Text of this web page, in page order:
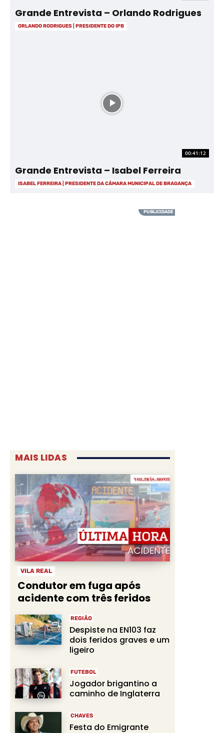
Grande Entrevista – Orlando Rodrigues
ORLANDO RODRIGUES | PRESIDENTE DO IPB
00:41:12
Grande Entrevista – Isabel Ferreira
ISABEL FERREIRA | PRESIDENTE DA CÂMARA MUNICIPAL DE BRAGANÇA
MAIS LIDAS
VILA REAL
Condutor em fuga após
acidente com três feridos
REGIÃO
Despiste na EN103 faz
dois feridos graves e um
ligeiro
FUTEBOL
Jogador brigantino a
caminho de Inglaterra
CHAVES
Festa do Emigrante